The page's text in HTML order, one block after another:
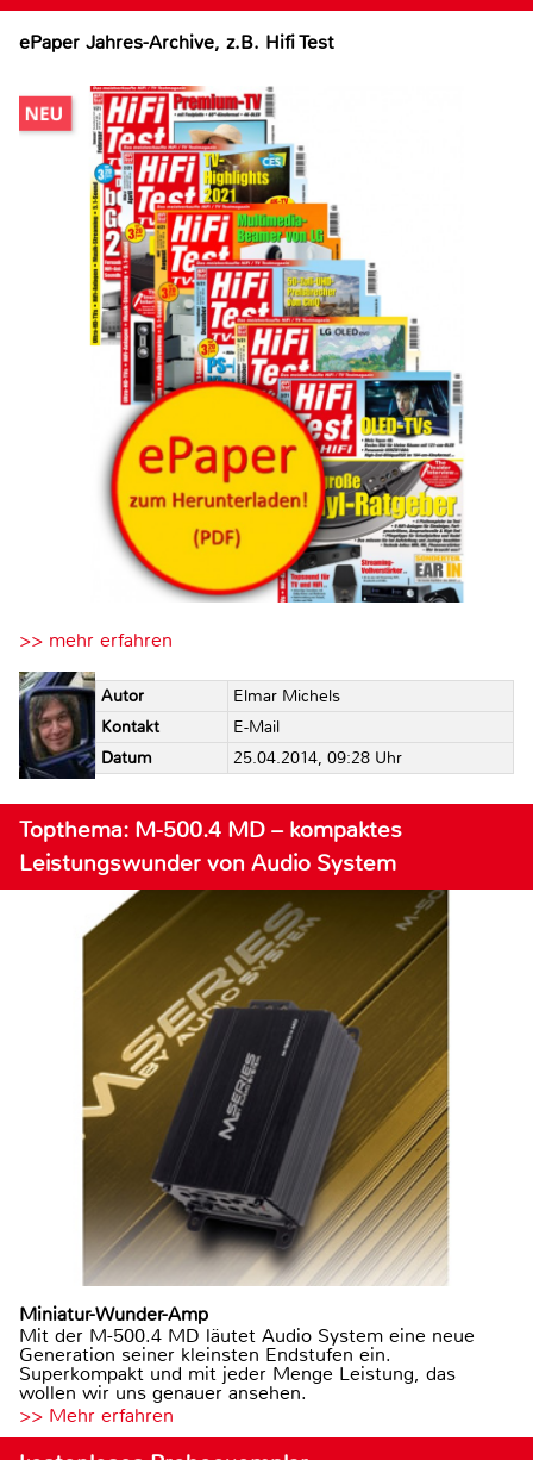
ePaper Jahres-Archive, z.B. Hifi Test
>> mehr erfahren
Autor
Elmar Michels
Kontakt
E-Mail
Datum
25.04.2014, 09:28 Uhr
Topthema: M-500.4 MD – kompaktes
Leistungswunder von Audio System
Miniatur-Wunder-Amp
Mit der M-500.4 MD läutet Audio System eine neue
Generation seiner kleinsten Endstufen ein.
Superkompakt und mit jeder Menge Leistung, das
wollen wir uns genauer ansehen.
>> Mehr erfahren